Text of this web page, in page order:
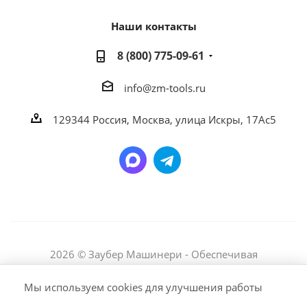
Наши контакты
8 (800) 775-09-61
info@zm-tools.ru
129344 Россия, Москва, улица Искры, 17Ас5
2026 © Заубер Машинери - Обеспечивая
использование либо копирование материалов или
Мы используем cookies для улучшения работы